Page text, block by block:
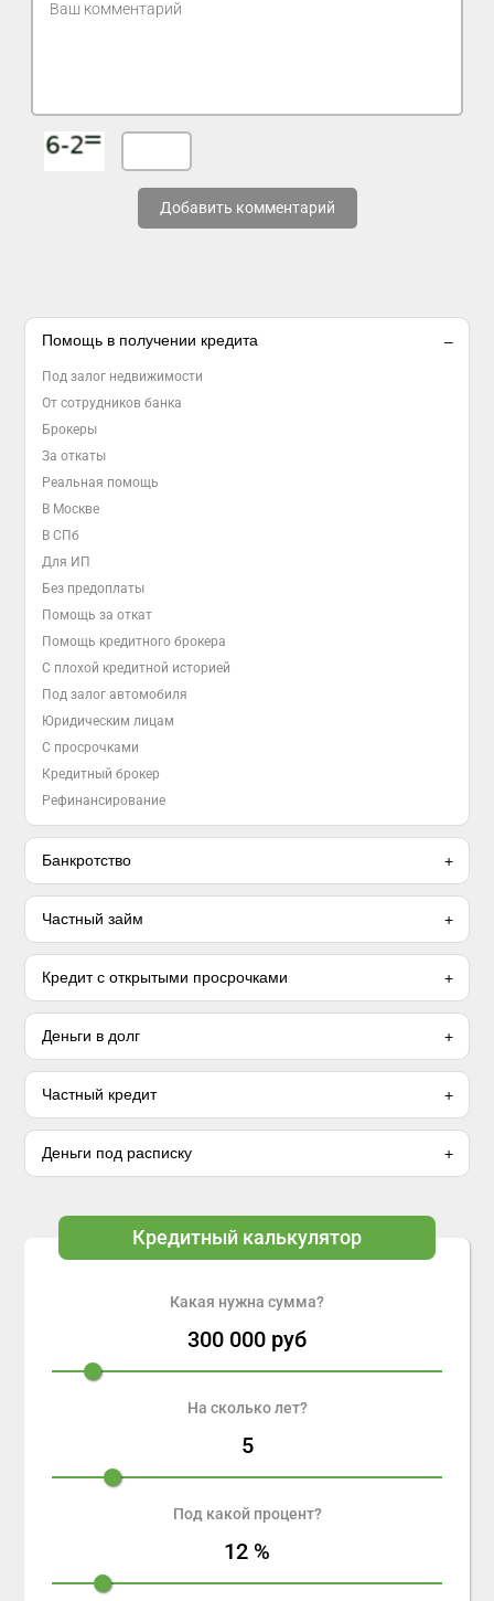
Добавить комментарий
Помощь в получении кредита
Под залог недвижимости
От сотрудников банка
Брокеры
За откаты
Реальная помощь
В Москве
В СПб
Для ИП
Без предоплаты
Помощь за откат
Помощь кредитного брокера
С плохой кредитной историей
Под залог автомобиля
Юридическим лицам
С просрочками
Кредитный брокер
Рефинансирование
Банкротство
Частный займ
Кредит с открытыми просрочками
Деньги в долг
Частный кредит
Деньги под расписку
Кредитный калькулятор
Какая нужна сумма?
300 000 руб
На сколько лет?
5
Под какой процент?
12 %